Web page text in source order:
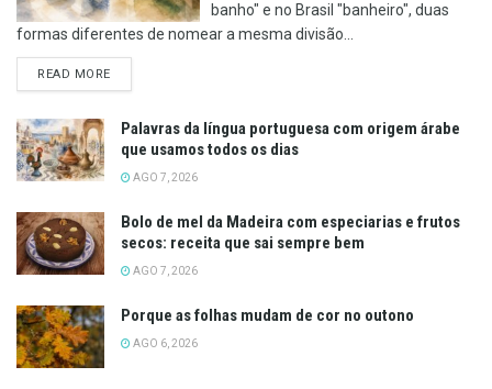
banho" e no Brasil "banheiro", duas
formas diferentes de nomear a mesma divisão...
READ MOREDETAILS
Palavras da língua portuguesa com origem árabe
que usamos todos os dias
AGO 7, 2026
Bolo de mel da Madeira com especiarias e frutos
secos: receita que sai sempre bem
AGO 7, 2026
Porque as folhas mudam de cor no outono
AGO 6, 2026